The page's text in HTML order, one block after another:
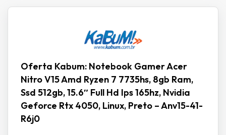
Oferta Kabum: Notebook Gamer Acer
Nitro V15 Amd Ryzen 7 7735hs, 8gb Ram,
Ssd 512gb, 15.6″ Full Hd Ips 165hz, Nvidia
Geforce Rtx 4050, Linux, Preto – Anv15-41-
R6j0